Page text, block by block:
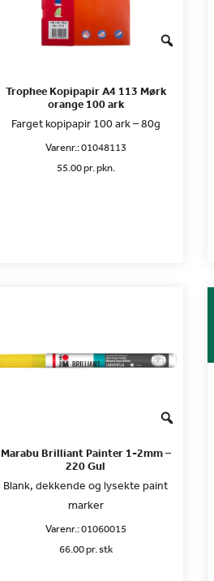
Trophee Kopipapir A4 113 Mørk
orange 100 ark
Farget kopipapir 100 ark – 80g
Varenr.:01048113
55.00 pr. pkn.
Marabu Brilliant Painter 1-2mm –
220 Gul
Blank, dekkende og lysekte paint
marker
Varenr.:01060015
66.00 pr. stk